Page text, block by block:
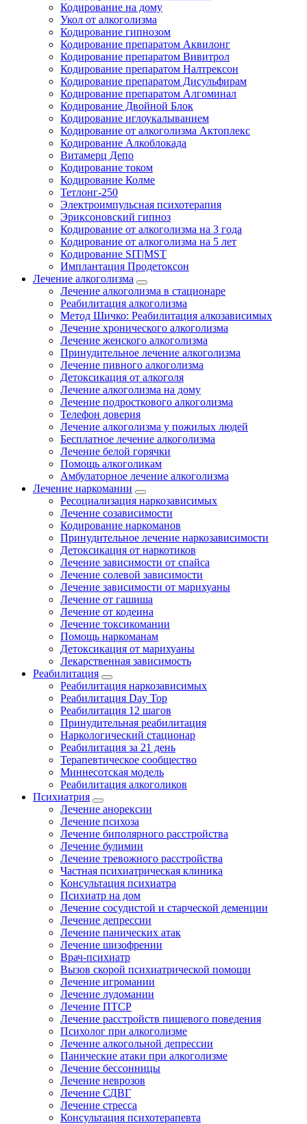
Кодирование на дому
Укол от алкоголизма
Кодирование гипнозом
Кодирование препаратом Аквилонг
Кодирование препаратом Вивитрол
Кодирование препаратом Налтрексон
Кодирование препаратом Дисульфирам
Кодирование препаратом Алгоминал
Кодирование Двойной Блок
Кодирование иглоукалыванием
Кодирование от алкоголизма Актоплекс
Кодирование Алкоблокада
Витамерц Депо
Кодирование током
Кодирование Колме
Тетлонг-250
Электроимпульсная психотерапия
Эриксоновский гипноз
Кодирование от алкоголизма на 3 года
Кодирование от алкоголизма на 5 лет
Кодирование SIT|MST
Имплантация Продетоксон
Лечение алкоголизма
Лечение алкоголизма в стационаре
Реабилитация алкоголизма
Метод Шичко: Реабилитация алкозависимых
Лечение хронического алкоголизма
Лечение женского алкоголизма
Принудительное лечение алкоголизма
Лечение пивного алкоголизма
Детоксикация от алкоголя
Лечение алкоголизма на дому
Лечение подросткового алкоголизма
Телефон доверия
Лечение алкоголизма у пожилых людей
Бесплатное лечение алкоголизма
Лечение белой горячки
Помощь алкоголикам
Амбулаторное лечение алкоголизма
Лечение наркомании
Ресоциализация наркозависимых
Лечение созависимости
Кодирование наркоманов
Принудительное лечение наркозависимости
Детоксикация от наркотиков
Лечение зависимости от спайса
Лечение солевой зависимости
Лечение зависимости от марихуаны
Лечение от гашиша
Лечение от кодеина
Лечение токсикомании
Помощь наркоманам
Детоксикация от марихуаны
Лекарственная зависимость
Реабилитация
Реабилитация наркозависимых
Реабилитация Day Top
Реабилитация 12 шагов
Принудительная реабилитация
Наркологический стационар
Реабилитация за 21 день
Терапевтическое сообщество
Миннесотская модель
Реабилитация алкоголиков
Психиатрия
Лечение анорексии
Лечение психоза
Лечение биполярного расстройства
Лечение булимии
Лечение тревожного расстройства
Частная психиатрическая клиника
Консультация психиатра
Психиатр на дом
Лечение сосудистой и старческой деменции
Лечение депрессии
Лечение панических атак
Лечение шизофрении
Врач-психиатр
Вызов скорой психиатрической помощи
Лечение игромании
Лечение лудомании
Лечение ПТСР
Лечение расстройств пищевого поведения
Психолог при алкоголизме
Лечение алкогольной депрессии
Панические атаки при алкоголизме
Лечение бессонницы
Лечение неврозов
Лечение СДВГ
Лечение стресса
Консультация психотерапевта